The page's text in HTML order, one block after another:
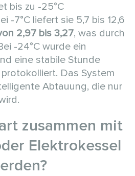
bis zu -25°C
-7°C liefert sie 5,7 bis 12,6
2,97 bis 3,27, was durch
-24°C wurde ein
eine stabile Stunde
Das System
Abtauung, die nur
zusammen mit
Elektrokessel